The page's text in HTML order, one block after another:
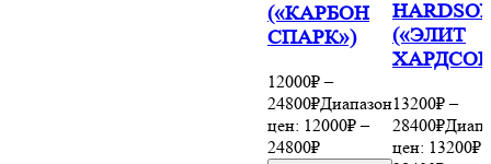
(«КАРБОН
СПАРК»)
12000₽ –
24800₽Диапазон
цен: 12000₽ –
24800₽
(«ЭЛИТ
13200₽ –
28400₽
цен: 13200₽